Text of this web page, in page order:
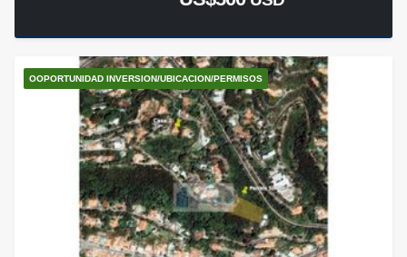
OOPORTUNIDAD INVERSION/UBICACION/PERMISOS